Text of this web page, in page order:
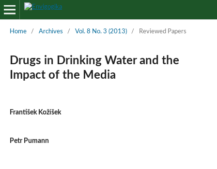
Home / Archives / Vol. 8 No. 3 (2013) / Reviewed Papers
Drugs in Drinking Water and the
Impact of the Media
František Kožíšek
Petr Pumann